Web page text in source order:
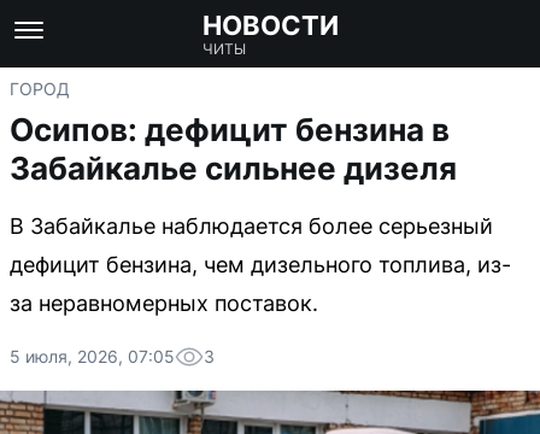
НОВОСТИ
ЧИТЫ
ГОРОД
Осипов: дефицит бензина в
Забайкалье сильнее дизеля
В Забайкалье наблюдается более серьезный
дефицит бензина, чем дизельного топлива, из-
за неравномерных поставок.
5 июля, 2026, 07:05 3